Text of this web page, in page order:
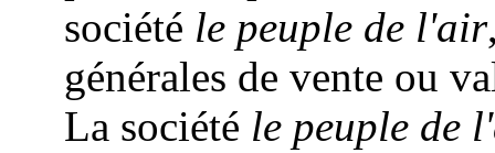
société le peuple de l'air
générales de vente ou
La société le peuple de